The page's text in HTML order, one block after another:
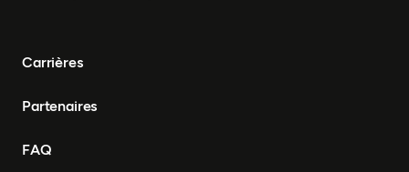
Carrières
Partenaires
FAQ